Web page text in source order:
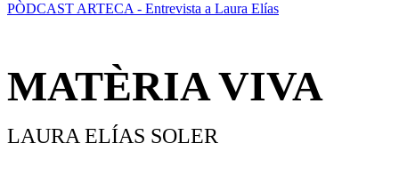
PÒDCAST ARTECA - Entrevista a Laura Elías
MATÈRIA VIVA
LAURA ELÍAS SOLER